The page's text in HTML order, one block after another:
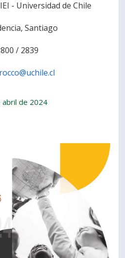
- Universidad de Chile
Santiago
/ 2839
abril de 2024